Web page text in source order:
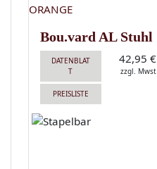
Bou.vard AL Stuhl
DATENBLAT
T
PREISLISTE
42,95 €
zzgl. Mwst